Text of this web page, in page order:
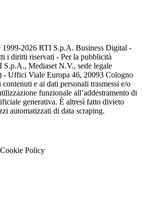
2026 RTI S.p.A. Business Digital -
i diritti riservati - Per la pubblicità
Mediaset N.V., sede legale
- Uffici Viale Europa 46, 20093 Cologno
contenuti e ai dati personali trasmessi e/o
funzionale all’addestramento di
generativa. È altresì fatto divieto
automatizzati di data scraping.
Cookie Policy